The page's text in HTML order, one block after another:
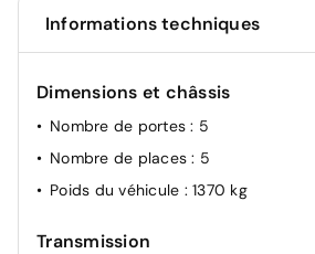
Informations techniques
Dimensions et châssis
Nombre de portes: 5
Nombre de places: 5
Poids du véhicule : 1370 kg
Transmission